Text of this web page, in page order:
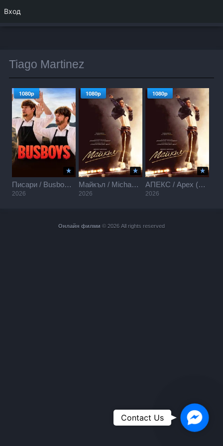
Tiago Martinez
Писари / Busboys (2026)
2026
1080p
Майкъл / Michael (2026)
2026
1080p
АПЕКС / Apex (2026)
2026
1080p
Онлайн филми © 2026 All rights reserved
Вход
Contact Us